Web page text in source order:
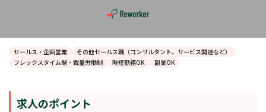
セールス・企画営業
その他セールス職（コンサルタント、サービス関連など）
フレックスタイム制・裁量労働制
時短勤務OK 副業OK
求人のポイント